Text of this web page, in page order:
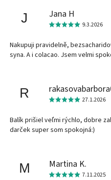
J Jana H
9.3.2026
Nakupuji pravidelně,
syna. A i colacao. Jsem velmi
R 27.1.2026
Balík prišiel veľmi rýchlo, dobre
darček super som spokojná:)
M Martina K.
7.11.2025